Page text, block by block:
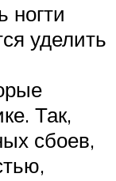
ногти
уделить
Так,
сбоев,